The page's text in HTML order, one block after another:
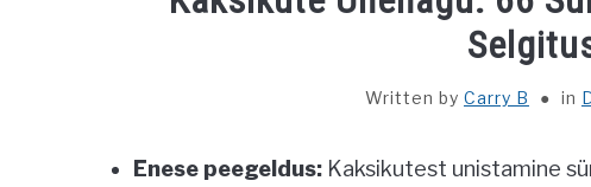
Written by Carry B in
Enese peegeldus: Kaksikutest unistamine